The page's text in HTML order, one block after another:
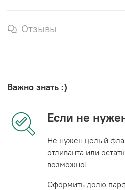
Отзывы
Важно знать :)
Если не
Не нужен целый
отливанта или
возможно!
Оформить долю